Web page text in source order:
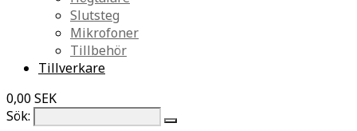
Slutsteg
Mikrofoner
Tillbehör
Tillverkare
0,00 SEK
Sök: